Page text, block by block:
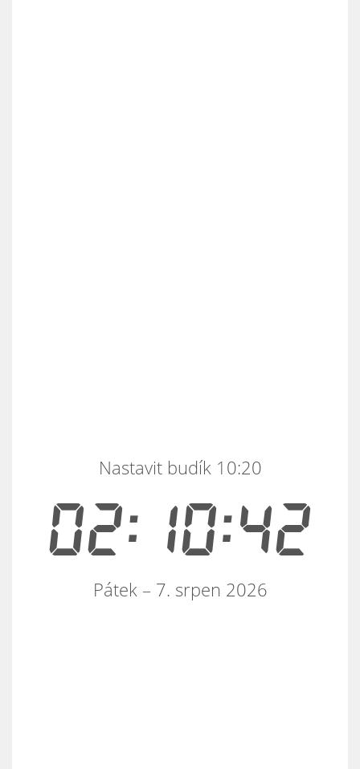
02:10:42
Nastavit budík 10:20
Pátek – 7. srpen 2026